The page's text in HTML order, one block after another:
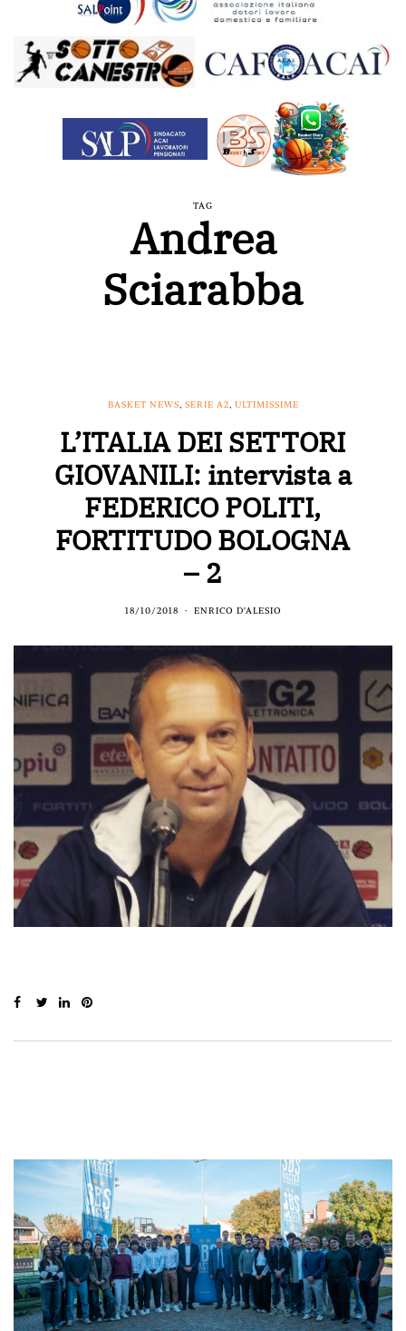
TAG
Andrea
Sciarabba
BASKET NEWS, SERIE A2, ULTIMISSIME
L’ITALIA DEI SETTORI
GIOVANILI: intervista a
FEDERICO POLITI,
FORTITUDO BOLOGNA
– 2
18/10/2018 ENRICO D'ALESIO